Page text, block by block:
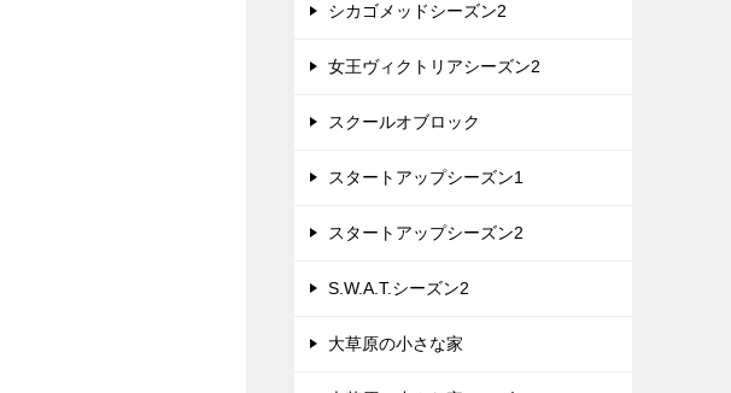
シカゴメッドシーズン2
女王ヴィクトリアシーズン2
スクールオブロック
スタートアップシーズン1
スタートアップシーズン2
S.W.A.T.シーズン2
大草原の小さな家